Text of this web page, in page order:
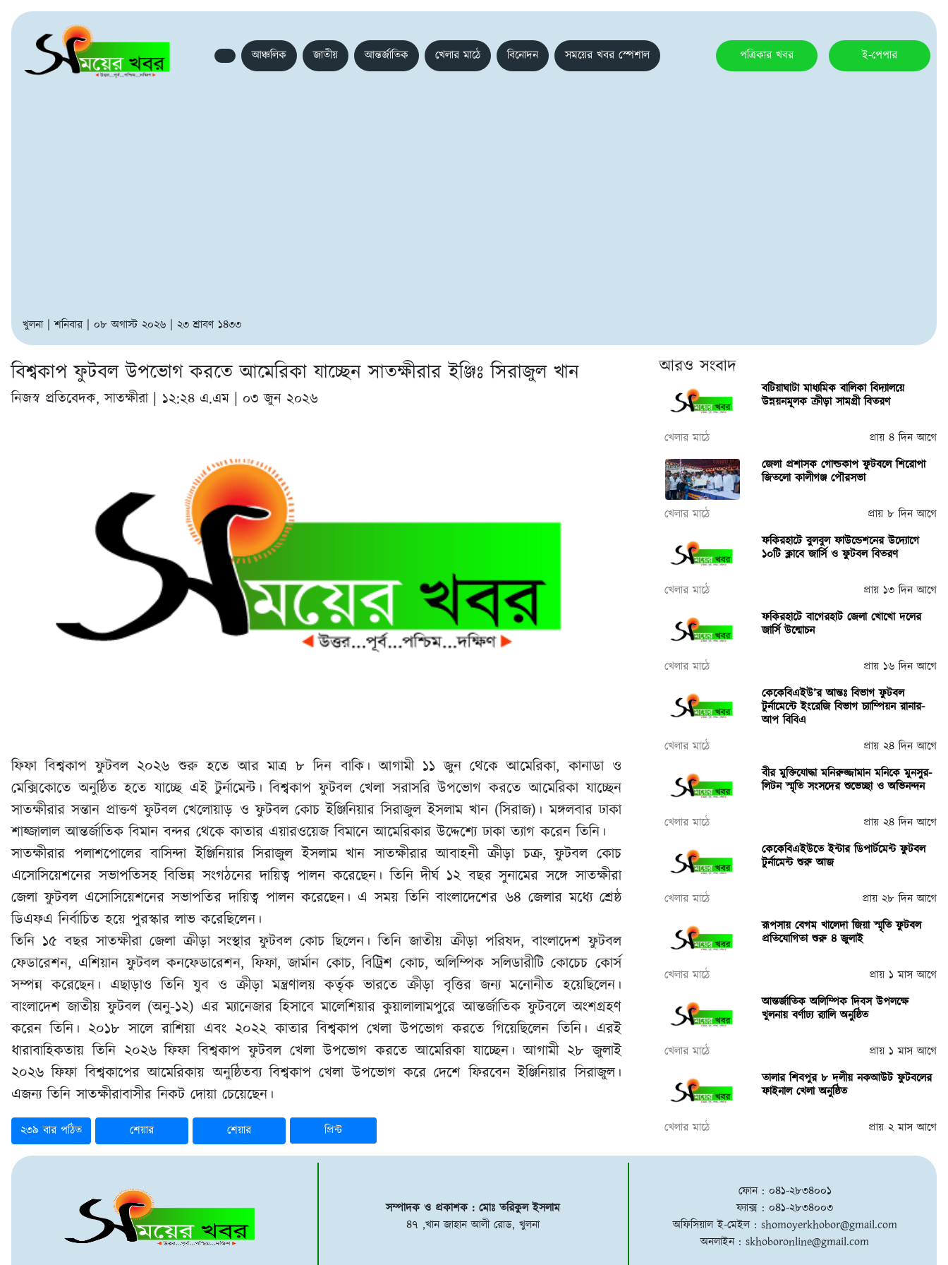
আঞ্চলিক জাতীয় আন্তর্জাতিক খেলার মাঠে বিনোদন সময়ের খবর স্পেশাল পত্রিকার খবর ই-পেপার
খুলনা | শনিবার | ০৮ অগাস্ট ২০২৬ | ২৩ শ্রাবণ ১৪৩৩
বিশ্বকাপ ফুটবল উপভোগ করতে আমেরিকা যাচ্ছেন সাতক্ষীরার ইঞ্জিঃ সিরাজুল খান
নিজস্ব প্রতিবেদক, সাতক্ষীরা | ১২:২৪ এ.এম | ০৩ জুন ২০২৬
ফিফা বিশ্বকাপ ফুটবল ২০২৬ শুরু হতে আর মাত্র ৮ দিন বাকি। আগামী ১১ জুন থেকে আমেরিকা, কানাডা ও
মেক্সিকোতে অনুষ্ঠিত হতে যাচ্ছে এই টুর্নামেন্ট। বিশ্বকাপ ফুটবল খেলা সরাসরি উপভোগ করতে আমেরিকা যাচ্ছেন
সাতক্ষীরার সন্তান প্রাক্তণ ফুটবল খেলোয়াড় ও ফুটবল কোচ ইঞ্জিনিয়ার সিরাজুল ইসলাম খান (সিরাজ)। মঙ্গলবার ঢাকা
শাহ্জালাল আন্তর্জাতিক বিমান বন্দর থেকে কাতার এয়ারওয়েজ বিমানে আমেরিকার উদ্দেশ্যে ঢাকা ত্যাগ করেন তিনি।
সাতক্ষীরার পলাশপোলের বাসিন্দা ইঞ্জিনিয়ার সিরাজুল ইসলাম খান সাতক্ষীরার আবাহনী ক্রীড়া চক্র, ফুটবল কোচ
এসোসিয়েশনের সভাপতিসহ বিভিন্ন সংগঠনের দায়িত্ব পালন করেছেন। তিনি দীর্ঘ ১২ বছর সুনামের সঙ্গে সাতক্ষীরা
জেলা ফুটবল এসোসিয়েশনের সভাপতির দায়িত্ব পালন করেছেন। এ সময় তিনি বাংলাদেশের ৬৪ জেলার মধ্যে শ্রেষ্ঠ
ডিএফএ নির্বাচিত হয়ে পুরস্কার লাভ করেছিলেন।
তিনি ১৫ বছর সাতক্ষীরা জেলা ক্রীড়া সংস্থার ফুটবল কোচ ছিলেন। তিনি জাতীয় ক্রীড়া পরিষদ, বাংলাদেশ ফুটবল
ফেডারেশন, এশিয়ান ফুটবল কনফেডারেশন, ফিফা, জার্মান কোচ, বিট্রিশ কোচ, অলিম্পিক সলিডারীটি কোচেচ কোর্স
সম্পন্ন করেছেন। এছাড়াও তিনি যুব ও ক্রীড়া মন্ত্রণালয় কর্তৃক ভারতে ক্রীড়া বৃত্তির জন্য মনোনীত হয়েছিলেন।
বাংলাদেশ জাতীয় ফুটবল (অনু-১২) এর ম্যানেজার হিসাবে মালেশিয়ার কুয়ালালামপুরে আন্তর্জাতিক ফুটবলে অংশগ্রহণ
করেন তিনি। ২০১৮ সালে রাশিয়া এবং ২০২২ কাতার বিশ্বকাপ খেলা উপভোগ করতে গিয়েছিলেন তিনি। এরই
ধারাবাহিকতায় তিনি ২০২৬ ফিফা বিশ্বকাপ ফুটবল খেলা উপভোগ করতে আমেরিকা যাচ্ছেন। আগামী ২৮ জুলাই
২০২৬ ফিফা বিশ্বকাপের আমেরিকায় অনুষ্ঠিতব্য বিশ্বকাপ খেলা উপভোগ করে দেশে ফিরবেন ইঞ্জিনিয়ার সিরাজুল।
এজন্য তিনি সাতক্ষীরাবাসীর নিকট দোয়া চেয়েছেন।
২৩৯ বার পঠিত শেয়ার শেয়ার প্রিন্ট
আরও সংবাদ
বটিয়াঘাটা মাধ্যমিক বালিকা বিদ্যালয়ে
উন্নয়নমূলক ক্রীড়া সামগ্রী বিতরণ
খেলার মাঠে
প্রায় ৪ দিন আগে
জেলা প্রশাসক গোল্ডকাপ ফুটবলে শিরোপা
জিতলো কালীগঞ্জ পৌরসভা
খেলার মাঠে
প্রায় ৮ দিন আগে
ফকিরহাটে বুলবুল ফাউন্ডেশনের উদ্যোগে
১০টি ক্লাবে জার্সি ও ফুটবল বিতরণ
খেলার মাঠে
প্রায় ১৩ দিন আগে
ফকিরহাটে বাগেরহাট জেলা খোখো দলের
জার্সি উন্মোচন
খেলার মাঠে
প্রায় ১৬ দিন আগে
কেকেবিএইউ’র আন্তঃ বিভাগ ফুটবল
টুর্নামেন্টে ইংরেজি বিভাগ চ্যাম্পিয়ন রানার-
আপ বিবিএ
খেলার মাঠে
প্রায় ২৪ দিন আগে
বীর মুক্তিযোদ্ধা মনিরুজ্জামান মনিকে মুনসুর-
লিটন স্মৃতি সংসদের শুভেচ্ছা ও অভিনন্দন
খেলার মাঠে
প্রায় ২৪ দিন আগে
কেকেবিএইউতে ইন্টার ডিপার্টমেন্ট ফুটবল
টুর্নামেন্ট শুরু আজ
খেলার মাঠে
প্রায় ২৮ দিন আগে
রূপসায় বেগম খালেদা জিয়া স্মৃতি ফুটবল
প্রতিযোগিতা শুরু ৪ জুলাই
খেলার মাঠে
প্রায় ১ মাস আগে
আন্তর্জাতিক অলিম্পিক দিবস উপলক্ষে
খুলনায় বর্ণাঢ্য র‌্যালি অনুষ্ঠিত
খেলার মাঠে
প্রায় ১ মাস আগে
তালার শিবপুর ৮ দলীয় নকআউট ফুটবলের
ফাইনাল খেলা অনুষ্ঠিত
খেলার মাঠে প্রায় ২ মাস আগে
সম্পাদক ও প্রকাশক : মোঃ তরিকুল ইসলাম
৪৭ ,খান জাহান আলী রোড, খুলনা
ফোন : ০৪১-২৮৩৪০০১
ফ্যাক্স : ০৪১-২৮৩৪০০৩
অফিসিয়াল ই-মেইল : shomoyerkhobor@gmail.com
অনলাইন :skhoboronline@gmail.com